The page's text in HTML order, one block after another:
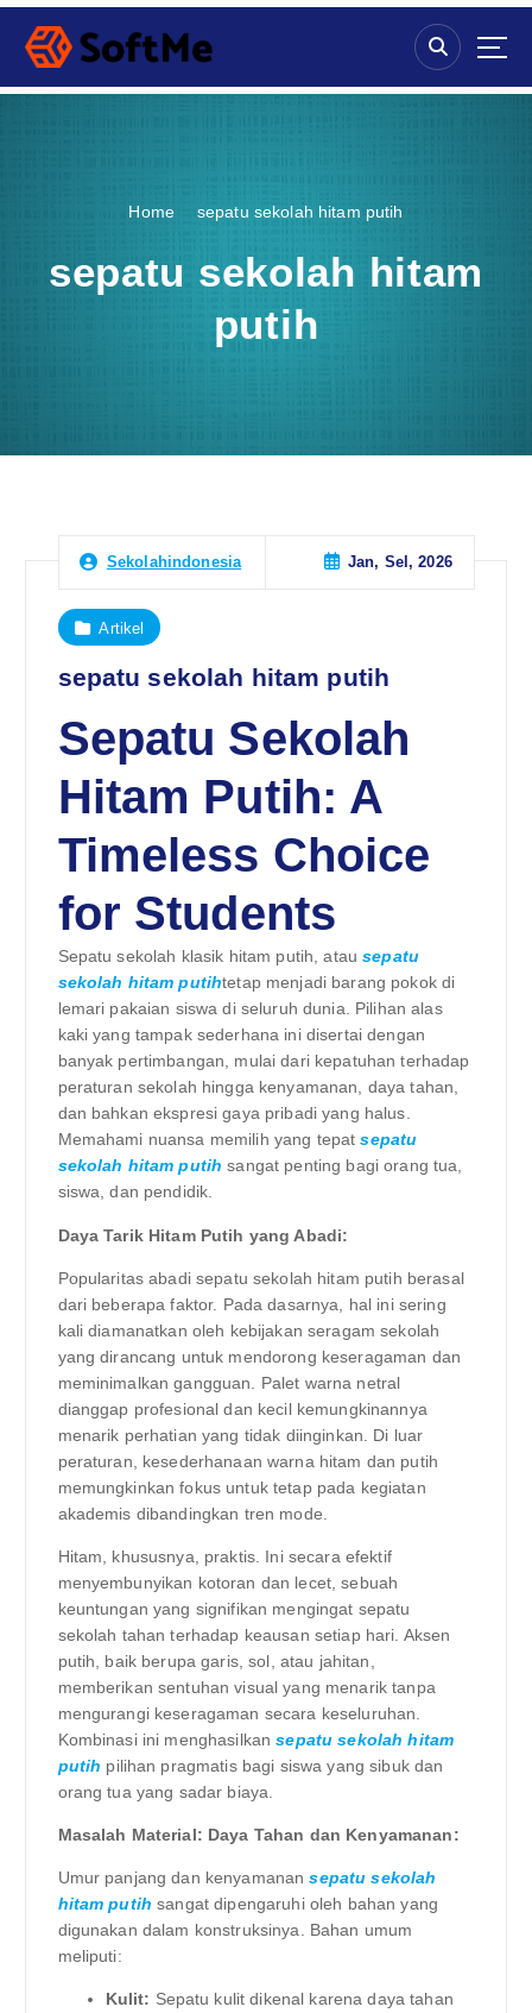
S
p
Home sepatu sekolah hitam putih
sepatu sekolah hitam
putih
Sekolahindonesia Jan, Sel, 2026
Artikel
sepatu sekolah hitam putih
Sepatu Sekolah
Hitam Putih: A
Timeless Choice
for Students
Sepatu sekolah klasik hitam putih, atausepatu
sekolah hitam putihtetap menjadi barang pokok di
lemari pakaian siswa di seluruh dunia. Pilihan alas
kaki yang tampak sederhana ini disertai dengan
banyak pertimbangan, mulai dari kepatuhan terhadap
peraturan sekolah hingga kenyamanan, daya tahan,
dan bahkan ekspresi gaya pribadi yang halus.
Memahami nuansa memilih yang tepatsepatu
sekolah hitam putih sangat penting bagi orang tua,
siswa, dan pendidik.
Daya Tarik Hitam Putih yang Abadi:
Popularitas abadi sepatu sekolah hitam putih berasal
dari beberapa faktor. Pada dasarnya, hal ini sering
kali diamanatkan oleh kebijakan seragam sekolah
yang dirancang untuk mendorong keseragaman dan
meminimalkan gangguan. Palet warna netral
dianggap profesional dan kecil kemungkinannya
menarik perhatian yang tidak diinginkan. Di luar
peraturan, kesederhanaan warna hitam dan putih
memungkinkan fokus untuk tetap pada kegiatan
akademis dibandingkan tren mode.
Hitam, khususnya, praktis. Ini secara efektif
menyembunyikan kotoran dan lecet, sebuah
keuntungan yang signifikan mengingat sepatu
sekolah tahan terhadap keausan setiap hari. Aksen
putih, baik berupa garis, sol, atau jahitan,
memberikan sentuhan visual yang menarik tanpa
mengurangi keseragaman secara keseluruhan.
Kombinasi ini menghasilkansepatu sekolah hitam
putih pilihan pragmatis bagi siswa yang sibuk dan
orang tua yang sadar biaya.
Masalah Material: Daya Tahan dan Kenyamanan:
Umur panjang dan kenyamanansepatu sekolah
hitam putih sangat dipengaruhi oleh bahan yang
digunakan dalam konstruksinya. Bahan umum
meliputi:
Kulit: Sepatu kulit dikenal karena daya tahan